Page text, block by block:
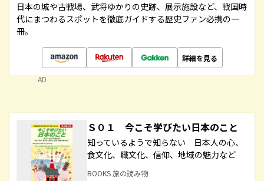
日本の城や古戦場、武将ゆかりの史跡、展示施設など、戦国時
代にまつわるスポットを徹底ガイドする歴史ファン必携の一
冊。
詳細を見る
AD
Ｓ０１ 今こそ学びたい日本のこと
知っているようで知らない 日本人の心、
食文化、職文化、信仰、地域の魅力など
BOOKS 旅の読み物